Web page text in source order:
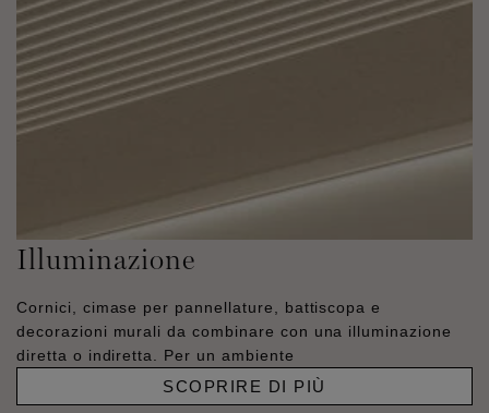
Illuminazione
Cornici, cimase per pannellature, battiscopa e
decorazioni murali da combinare con una illuminazione
diretta o indiretta. Per un ambiente
SCOPRIRE DI PIÙ